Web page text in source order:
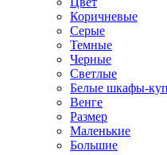
Коричневые
Серые
Темные
Черные
Светлые
Белые шкафы-
Венге
Размер
Маленькие
Большие